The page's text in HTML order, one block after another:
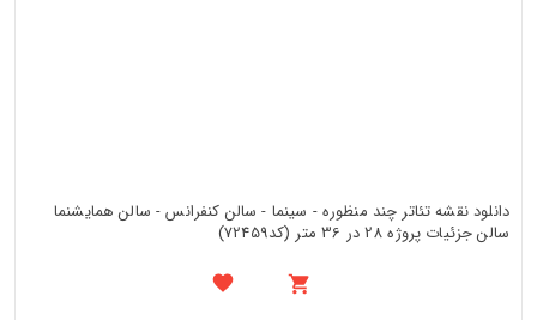
دانلود نقشه تئاتر چند منظوره - سینما - سالن کنفرانس - سالن همایشنما
سالن جزئیات پروژه 28 در 36 متر (کد72459)